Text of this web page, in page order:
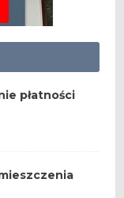
płatności